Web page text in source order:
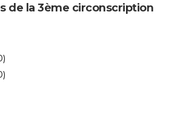
de la 3ème circonscription